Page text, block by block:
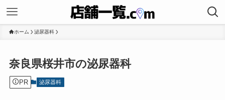
ホーム 泌尿器科
奈良県桜井市の泌尿器科
PR 泌尿器科